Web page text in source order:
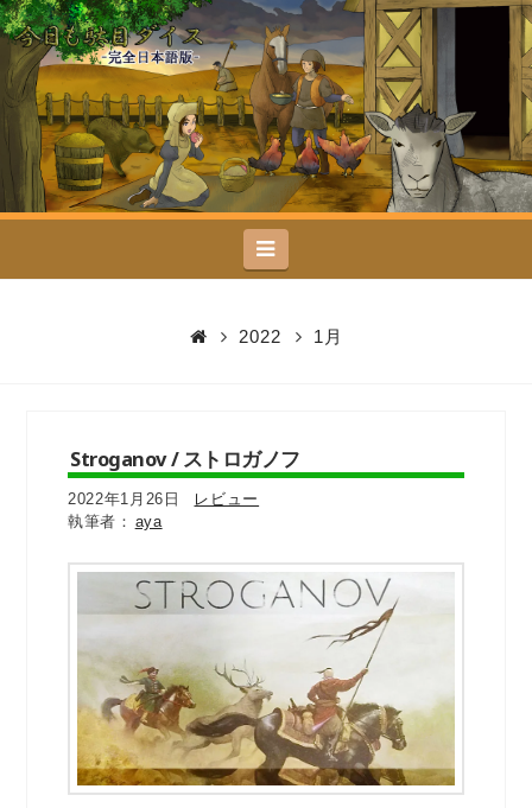
今
日
も
駄
目
Navigation
2022 1月
Stroganov / ストロガノフ
2022年1月26日
レビュー
aya